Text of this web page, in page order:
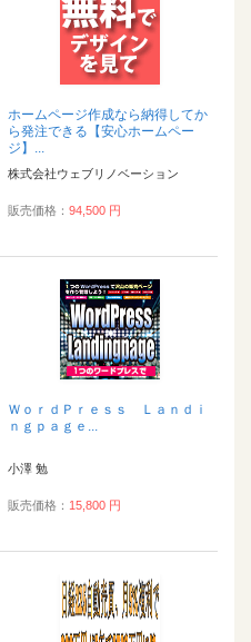
ホームページ作成なら納得してか
ら発注できる【安心ホームペー
ジ】...
株式会社ウェブリノベーション
販売価格： 94,500 円
ＷｏｒｄＰｒｅｓｓ Ｌａｎｄｉ
ｎｇｐａｇｅ...
小澤 勉
販売価格： 15,800 円